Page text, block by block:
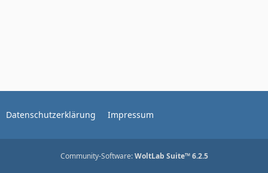
Datenschutzerklärung Impressum
Community-Software:WoltLab Suite™ 6.2.5